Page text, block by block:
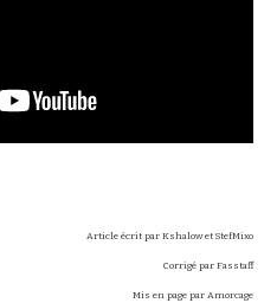
Article écrit par Kshalowet StefMixo
Corrigé par Fasstaff
Mis en page par Amorcage